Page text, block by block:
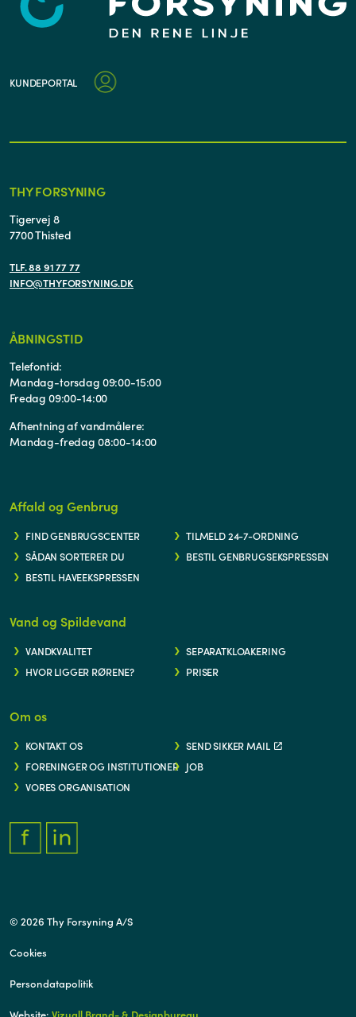
KUNDEPORTAL
THY FORSYNING
Tigervej 8
7700 Thisted
TLF. 88 91 77 77
INFO@THYFORSYNING.DK
ÅBNINGSTID
Telefontid:
Mandag-torsdag 09:00-15:00
Fredag 09:00-14:00
Afhentning af vandmålere:
Mandag-fredag 08:00-14:00
Affald og Genbrug
FIND GENBRUGSCENTER
TILMELD 24-7-ORDNING
SÅDAN SORTERER DU
BESTIL GENBRUGSEKSPRESSEN
BESTIL HAVEEKSPRESSEN
Vand og Spildevand
VANDKVALITET
SEPARATKLOAKERING
HVOR LIGGER RØRENE?
PRISER
Om os
KONTAKT OS
SEND SIKKER MAIL
FORENINGER OG INSTITUTIONER JOB
VORES ORGANISATION
© 2026 Thy Forsyning A/S
Cookies
Persondatapolitik